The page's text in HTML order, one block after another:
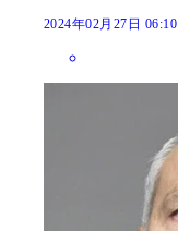
2024年02月27日 06:10